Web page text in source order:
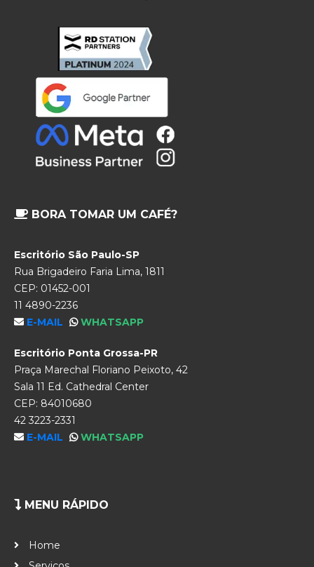
BORA TOMAR UM CAFÉ?
Escritório São Paulo-SP
Rua Brigadeiro Faria Lima, 1811
CEP: 01452-001
11 4890-2236
E-MAIL
WHATSAPP
Escritório Ponta Grossa-PR
Praça Marechal Floriano Peixoto, 42
Sala 11 Ed. Cathedral Center
CEP: 84010680
42 3223-2331
E-MAIL
WHATSAPP
MENU RÁPIDO
Home